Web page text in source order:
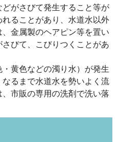
がさびて発生すること等が
ることがあり、水道水以外
金属製のヘアピン等を置い
びて、こびりつくことがあ
黄色などの濁り水）が発生
るまで水道水を勢いよく流
市販の専用の洗剤で洗い落